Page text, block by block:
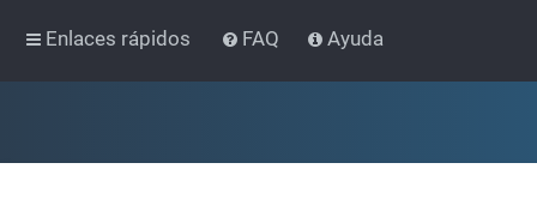
Enlaces rápidos FAQ Ayuda